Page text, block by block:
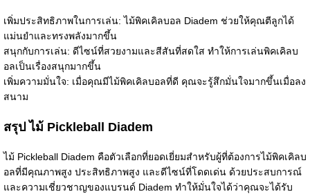
เพิ่มประสิทธิภาพในการเล่น: ไม้พิคเคิลบอล Diadem ช่วยให้คุณตีลูกได้
แม่นยำและทรงพลังมากขึ้น
สนุกกับการเล่น: ดีไซน์ที่สวยงามและสีสันที่สดใส ทำให้การเล่นพิคเคิลบ
อลเป็นเรื่องสนุกมากขึ้น
เพิ่มความมั่นใจ: เมื่อคุณมีไม้พิคเคิลบอลที่ดี คุณจะรู้สึกมั่นใจมากขึ้นเมื่อลง
สนาม
สรุป ไม้ Pickleball Diadem
ไม้ Pickleball Diadem คือตัวเลือกที่ยอดเยี่ยมสำหรับผู้ที่ต้องการไม้พิคเคิลบ
อลที่มีคุณภาพสูง ประสิทธิภาพสูง และดีไซน์ที่โดดเด่น ด้วยประสบการณ์
และความเชี่ยวชาญของแบรนด์ Diadem ทำให้มั่นใจได้ว่าคุณจะได้รับ